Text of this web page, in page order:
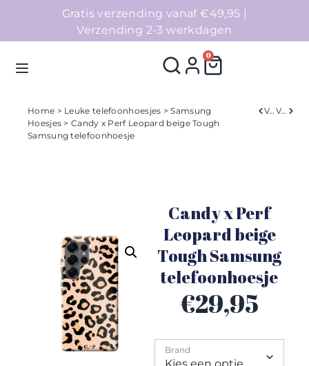
Gratis verzending vanaf €49,95 |
Verzending 2-3 werkdagen
0
Homepage
Collecties
Contact
Home > Leuke telefoonhoesjes >Samsung
Hoesjes > Candy x Perf Leopard beige Tough
Samsung telefoonhoesje
Verleden Volgend
Candy x Perf
Leopard beige
Tough Samsung
telefoonhoesje
€29,95
Brand